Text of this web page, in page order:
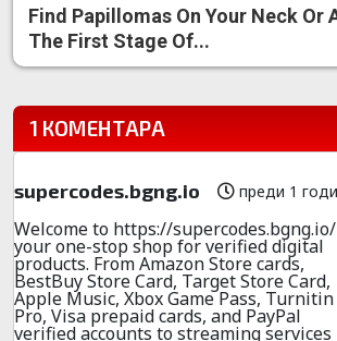
Find Papillomas On Your Neck Or
The First Stage Of...
1 КОМЕНТАРА
supercodes.bgng.io преди 1
Welcome to https://
your one-stop shop for verified digital
products. From Amazon Store cards,
BestBuy Store Card, Target Store Card,
Apple Music, Xbox Game Pass, Turnitin
Pro, Visa prepaid cards, and PayPal
verified accounts to streaming services